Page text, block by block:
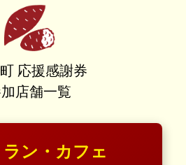
応援感謝券
店舗一覧
ン・カフェ